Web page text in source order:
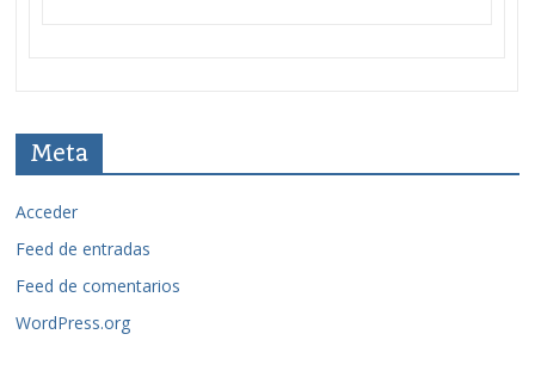
Meta
Acceder
Feed de entradas
Feed de comentarios
WordPress.org